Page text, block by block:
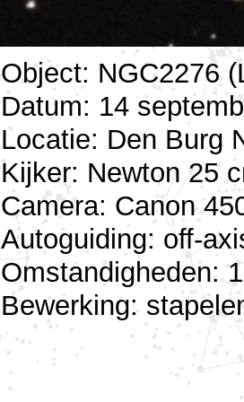
Object: NGC2276
Datum: 14
Locatie: Den Burg
Kijker: Newton 25
Camera: Canon
Autoguiding: off-
Omstandigheden:
Bewerking: